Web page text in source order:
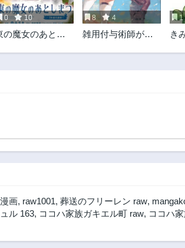
0 10
の魔女のあとし
8 4
雑用付与術師が自
1
き
画, raw1001, 葬送のフリーレン raw,
ル 163, ココハ家族ガキエル町 raw, ココハ